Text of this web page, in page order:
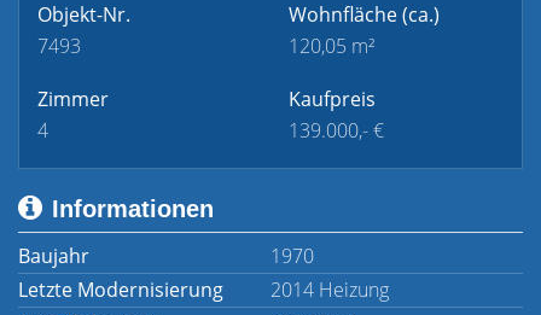
Objekt-Nr.
7493
Wohnfläche(ca.)
120,05 m²
Zimmer
4
Kaufpreis
139.000,- €
Informationen
Baujahr
1970
Letzte Modernisierung
2014 Heizung